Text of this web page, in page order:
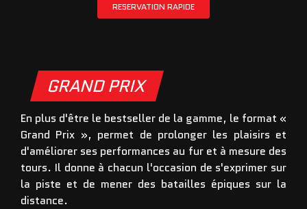
RESERVATION RAPIDE
GRAND PRIX
En plus d'être le bestseller de la gamme, le format «
Grand Prix », permet de prolonger les plaisirs et
d'améliorer ses performances au fur et à mesure des
tours. Il donne à chacun l'occasion de s'exprimer sur
la piste et de mener des batailles épiques sur la
distance.